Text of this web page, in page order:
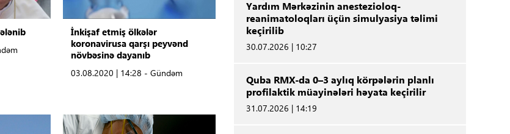
İnkişaf etmiş ölkələr
koronavirusa qarşı peyvənd
növbəsinə dayanıb
03.08.2020 | 14:28 - Gündəm
Yardım Mərkəzinin anestezioloq-
reanimatoloqları üçün simulyasiya təlimi
keçirilib
30.07.2026 | 10:27
Quba RMX-da 0–3 aylıq körpələrin planlı
profilaktik müayinələri həyata keçirilir
31.07.2026 | 14:19